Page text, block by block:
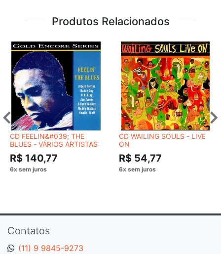
Produtos Relacionados
CD FEELIN&#039; THE
BLUES - VÁRIOS ARTISTAS
R$ 140,77
CD WAILING SOULS - LIVE
ON
R$ 54,77
Contatos
(11) 9 9845-9273